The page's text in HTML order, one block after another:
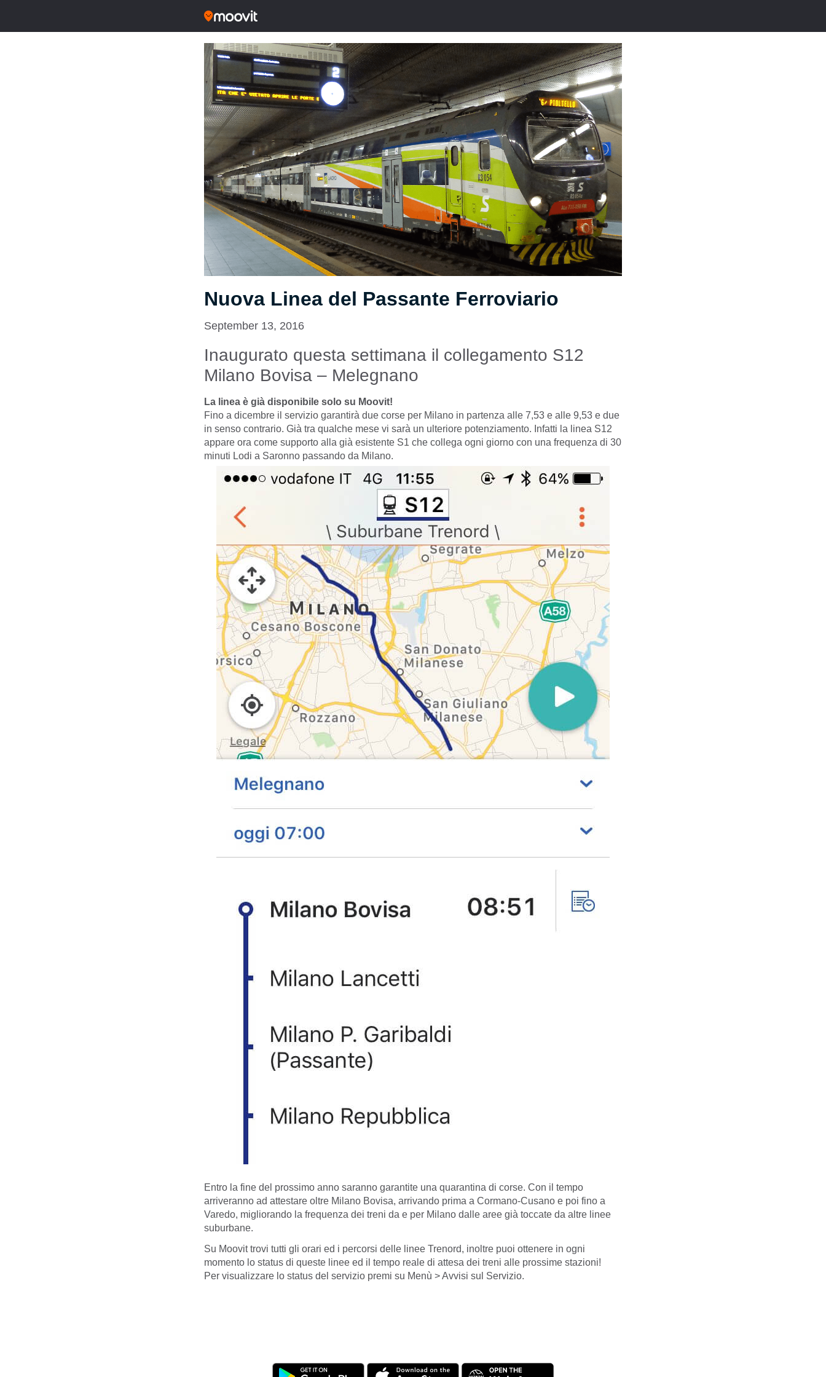
Nuova Linea del Passante Ferroviario
September 13, 2016
Inaugurato questa settimana il collegamento S12
Milano Bovisa – Melegnano
La linea è già disponibile solo su Moovit!
Fino a dicembre il servizio garantirà due corse per Milano in partenza alle 7,53 e alle 9,53 e due
in senso contrario. Già tra qualche mese vi sarà un ulteriore potenziamento. Infatti la linea S12
appare ora come supporto alla già esistente S1 che collega ogni giorno con una frequenza di 30
minuti Lodi a Saronno passando da Milano.
Entro la fine del prossimo anno saranno garantite una quarantina di corse. Con il tempo
arriveranno ad attestare oltre Milano Bovisa, arrivando prima a Cormano-Cusano e poi fino a
Varedo, migliorando la frequenza dei treni da e per Milano dalle aree già toccate da altre linee
suburbane.
Su Moovit trovi tutti gli orari ed i percorsi delle linee Trenord, inoltre puoi ottenere in ogni
momento lo status di queste linee ed il tempo reale di attesa dei treni alle prossime stazioni!
Per visualizzare lo status del servizio premi su Menù > Avvisi sul Servizio.